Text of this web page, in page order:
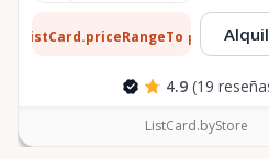
ListCard.priceRangeTo por día
4.9 (19
ListCard.byStore